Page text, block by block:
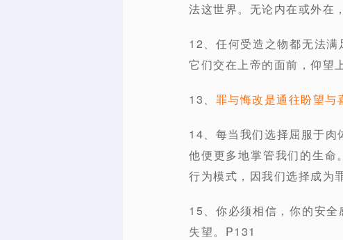
法这世界。无论内在或外在
12、任何受造之物都无法
它们交在上帝的面前，仰望
13、 罪与悔改是通往盼望与
14、每当我们选择屈服于肉
他便更多地掌管我们的生
行为模式，因我们选择成为
15、你必须相信，你的安
失望。P131